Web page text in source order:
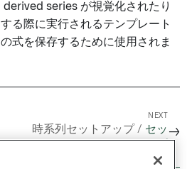
series が視覚化されたり
る際に実行されるテンプレート
式を保存するために使用されま
NEXT
時系列セットアップ / セッ →